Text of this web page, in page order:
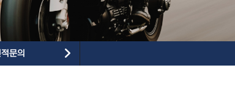
문의